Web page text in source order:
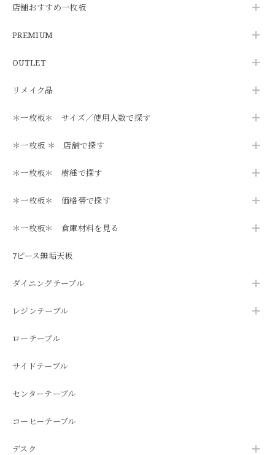
店舗おすすめ一枚板
PREMIUM
OUTLET
リメイク品
＊一枚板＊ サイズ／使用人数で探す
＊一枚板 ＊ 店舗で探す
＊一枚板＊ 樹種で探す
＊一枚板＊ 価格帯で探す
＊一枚板＊ 倉庫材料を見る
7ピース無垢天板
ダイニングテーブル
レジンテーブル
ローテーブル
サイドテーブル
センターテーブル
コーヒーテーブル
デスク